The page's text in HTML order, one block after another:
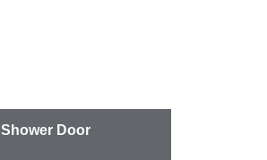
Shower Door